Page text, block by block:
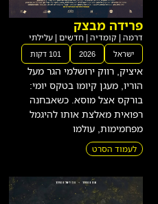
פרידה מבצק
דרמה | קומדיה | חדשים |עלילתי
ישראל 2026 101 דקות
איציק, רווק ירושלמי הגר מעל
הוריו, מעגן קיומו בטקס יומי:
בורקס אצל מוסא. כשאבחנה
רפואית מאלצת אותו להיגמל
מפחמימות, עולמו
לעמוד הסרט